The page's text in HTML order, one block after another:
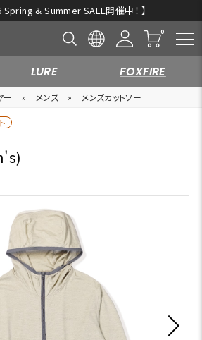
会キャンペーン開催中！
LURE FOXFIRE
ー » メンズ » メンズカットソー